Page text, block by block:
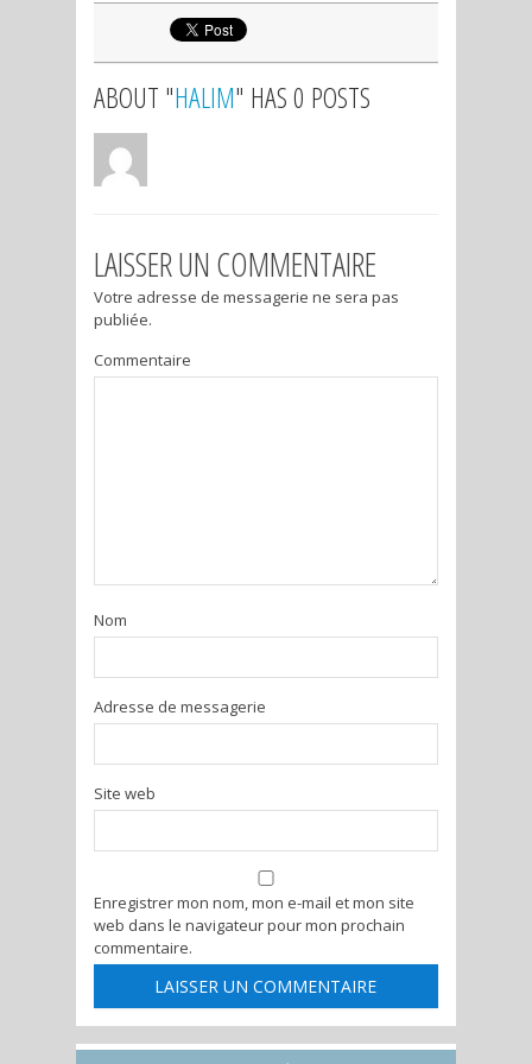
ABOUT "HALIM" HAS 0 POSTS
LAISSER UN COMMENTAIRE
Votre adresse de messagerie ne sera pas
publiée.
Commentaire
Nom
Adresse de messagerie
Site web
Enregistrer mon nom, mon e-mail et mon site
web dans le navigateur pour mon prochain
commentaire.